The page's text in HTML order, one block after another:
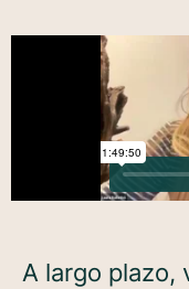
A largo plazo,